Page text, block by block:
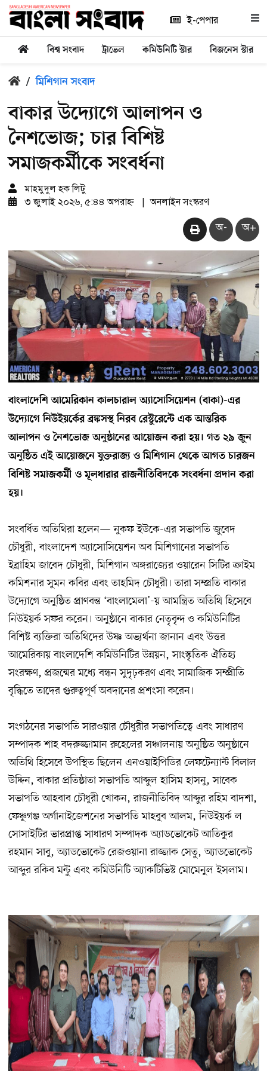
ই-পেপার
বিশ্ব সংবাদ ট্রাভেল কমিউনিটি স্টার বিজনেস স্টার
/ মিশিগান সংবাদ
বাকার উদ্যোগে আলাপন ও
নৈশভোজ; চার বিশিষ্ট
সমাজকর্মীকে সংবর্ধনা
মাহমুদুল হক লিটু
৩ জুলাই ২০২৬, ৫:৪৪ অপরাহ্ন
অনলাইন সংস্করণ
অ- অ+
বাংলাদেশি আমেরিকান কালচারাল অ্যাসোসিয়েশন (বাকা)-এর
উদ্যোগে নিউইয়র্কের ব্রঙ্কসস্থ নিরব রেস্টুরেন্টে এক আন্তরিক
আলাপন ও নৈশভোজ অনুষ্ঠানের আয়োজন করা হয়। গত ২৯ জুন
অনুষ্ঠিত এই আয়োজনে যুক্তরাজ্য ও মিশিগান থেকে আগত চারজন
বিশিষ্ট সমাজকর্মী ও মূলধারার রাজনীতিবিদকে সংবর্ধনা প্রদান করা
হয়।
সংবর্ধিত অতিথিরা হলেন— নুকফ ইউকে-এর সভাপতি জুবেদ
চৌধুরী, বাংলাদেশ অ্যাসোসিয়েশন অব মিশিগানের সভাপতি
ইব্রাহিম জাবেদ চৌধুরী, মিশিগান অঙ্গরাজ্যের ওয়ারেন সিটির ক্রাইম
কমিশনার সুমন কবির এবং তাহমিদ চৌধুরী। তারা সম্প্রতি বাকার
উদ্যোগে অনুষ্ঠিত প্রাণবন্ত ‘বাংলামেলা’-য় আমন্ত্রিত অতিথি হিসেবে
নিউইয়র্ক সফর করেন। অনুষ্ঠানে বাকার নেতৃবৃন্দ ও কমিউনিটির
বিশিষ্ট ব্যক্তিরা অতিথিদের উষ্ণ অভ্যর্থনা জানান এবং উত্তর
আমেরিকায় বাংলাদেশি কমিউনিটির উন্নয়ন, সাংস্কৃতিক ঐতিহ্য
সংরক্ষণ, প্রজন্মের মধ্যে বন্ধন সুদৃঢ়করণ এবং সামাজিক সম্প্রীতি
বৃদ্ধিতে তাদের গুরুত্বপূর্ণ অবদানের প্রশংসা করেন।
সংগঠনের সভাপতি সারওয়ার চৌধুরীর সভাপতিত্বে এবং সাধারণ
সম্পাদক শাহ বদরুজ্জামান রুহেলের সঞ্চালনায় অনুষ্ঠিত অনুষ্ঠানে
অতিথি হিসেবে উপস্থিত ছিলেন এনওয়াইপিডির লেফটেন্যান্ট বিলাল
উদ্দিন, বাকার প্রতিষ্ঠাতা সভাপতি আব্দুল হাসিম হাসনু, সাবেক
সভাপতি আহবাব চৌধুরী খোকন, রাজনীতিবিদ আব্দুর রহিম বাদশা,
ফেঞ্চুগঞ্জ অর্গানাইজেশনের সভাপতি মাহবুব আলম, নিউইয়র্ক ল
সোসাইটির ভারপ্রাপ্ত সাধারণ সম্পাদক অ্যাডভোকেট আতিকুর
রহমান সাবু, অ্যাডভোকেট রেজওয়ানা রাজ্জাক সেতু, অ্যাডভোকেট
আব্দুর রকিব মন্টু এবং কমিউনিটি অ্যাকটিভিস্ট মোমেনুল ইসলাম।